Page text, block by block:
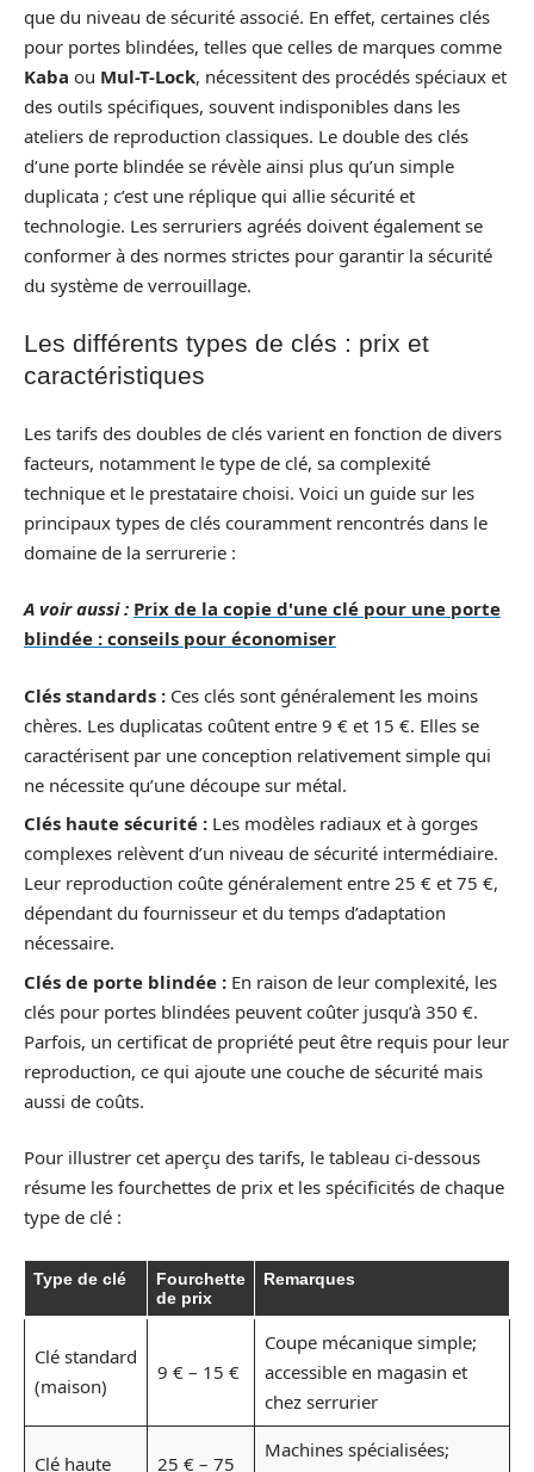
que du niveau de sécurité associé. En effet, certaines clés
pour portes blindées, telles que celles de marques comme
Kaba ou Mul-T-Lock, nécessitent des procédés spéciaux et
des outils spécifiques, souvent indisponibles dans les
ateliers de reproduction classiques. Le double des clés
d’une porte blindée se révèle ainsi plus qu’un simple
duplicata ; c’est une réplique qui allie sécurité et
technologie. Les serruriers agréés doivent également se
conformer à des normes strictes pour garantir la sécurité
du système de verrouillage.
Les différents types de clés : prix et
caractéristiques
Les tarifs des doubles de clés varient en fonction de divers
facteurs, notamment le type de clé, sa complexité
technique et le prestataire choisi. Voici un guide sur les
principaux types de clés couramment rencontrés dans le
domaine de la serrurerie :
A voir aussi : Prix de la copie d'une clé pour une porte
blindée : conseils pour économiser
Clés standards : Ces clés sont généralement les moins
chères. Les duplicatas coûtent entre 9 € et 15 €. Elles se
caractérisent par une conception relativement simple qui
ne nécessite qu’une découpe sur métal.
Clés haute sécurité : Les modèles radiaux et à gorges
complexes relèvent d’un niveau de sécurité intermédiaire.
Leur reproduction coûte généralement entre 25 € et 75 €,
dépendant du fournisseur et du temps d’adaptation
nécessaire.
Clés de porte blindée : En raison de leur complexité, les
clés pour portes blindées peuvent coûter jusqu’à 350 €.
Parfois, un certificat de propriété peut être requis pour leur
reproduction, ce qui ajoute une couche de sécurité mais
aussi de coûts.
Pour illustrer cet aperçu des tarifs, le tableau ci-dessous
résume les fourchettes de prix et les spécificités de chaque
type de clé :
Type de clé
Fourchette
de prix
Remarques
Clé standard
(maison)
9 € – 15 €
Coupe mécanique simple;
accessible en magasin et
chez serrurier
Clé haute 25 € – 75
Machines spécialisées;